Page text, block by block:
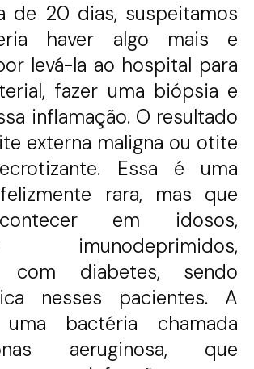
de 20 dias, suspeitamos
haver algo mais e
levá-la ao hospital para
fazer uma biópsia e
inflamação. O resultado
externa maligna ou otite
Essa é uma
rara, mas que
em idosos,
imunodeprimidos,
com diabetes, sendo
nesses pacientes. A
bactéria chamada
aeruginosa, que